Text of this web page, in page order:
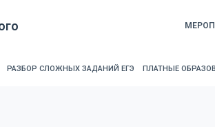
РАЗБОР СЛОЖНЫХ ЗАДАНИЙ ЕГЭ ПЛАТНЫЕ